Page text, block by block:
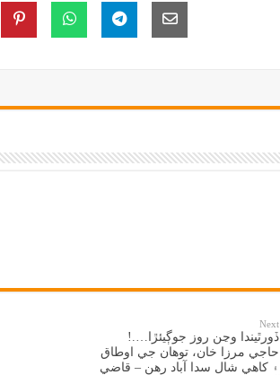
Next
ڏورٿيندا وڃن روز جوڳيئڙا….!
حاجي مرزا خان، توهان جي اوطاق
۽ کاهي شال سدا آباد رهن – قاضي